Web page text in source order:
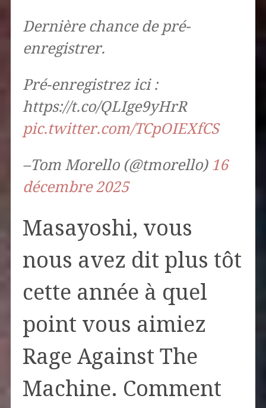
Dernière chance de pré-
enregistrer.
Pré-enregistrez ici :
https://t.co/QLIge9yHrR
pic.twitter.com/TCpOIEXfCS
–Tom Morello (@tmorello) 16
décembre 2025
Masayoshi, vous
nous avez dit plus tôt
cette année à quel
point vous aimiez
Rage Against The
Machine. Comment